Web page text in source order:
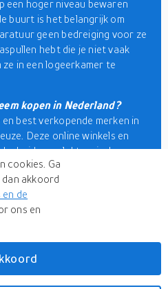
een hoger niveau bewaren
buurt is het belangrijk om
geen bedreiging voor ze
hebt die je niet vaak
in een logeerkamer te
kopen in Nederland?
best verkopende merken in
Deze online winkels en
aan elektronische
cd-spelers & recorders, dab-
, draaitafels, MP3, AV-
tuners, versterkers,
luidsprekers
JBL, Sony, LG, Samsung,
al deze merken of nog meer
cookies. Ga
akkoord
de
ons en